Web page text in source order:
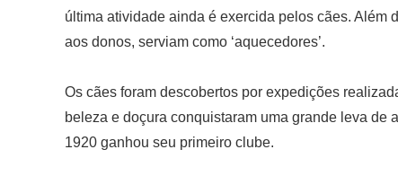
última atividade ainda é exercida pelos cães. Além
aos donos, serviam como ‘aquecedores’.
Os cães foram descobertos por expedições
beleza e doçura conquistaram uma grande leva de
1920 ganhou seu primeiro clube.